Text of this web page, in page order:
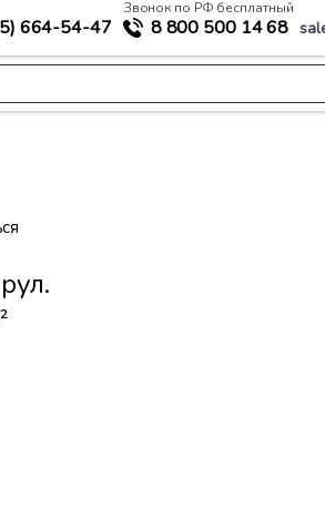
664-54-47
Звонок по РФ бесплатный
8 800 500 14 68